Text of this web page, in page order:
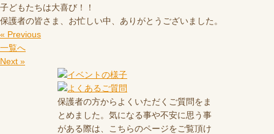
子どもたちは大喜び！！
保護者の皆さま、お忙しい中、ありがとうございました。
« Previous
一覧へ
Next »
保護者の方からよくいただくご質問をま
とめました。気になる事や不安に思う事
がある際は、こちらのページをご覧頂け